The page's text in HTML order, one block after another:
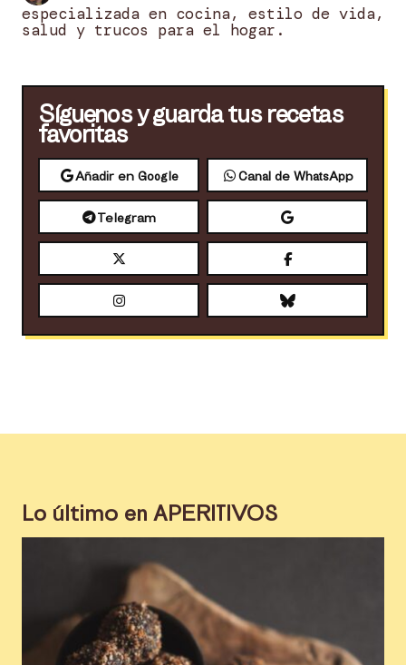
especializada en cocina, estilo de vida,
salud y trucos para el hogar.
Síguenos y guarda tus recetas
favoritas
Añadir en Google Canal de WhatsApp
Telegram
Lo último en APERITIVOS